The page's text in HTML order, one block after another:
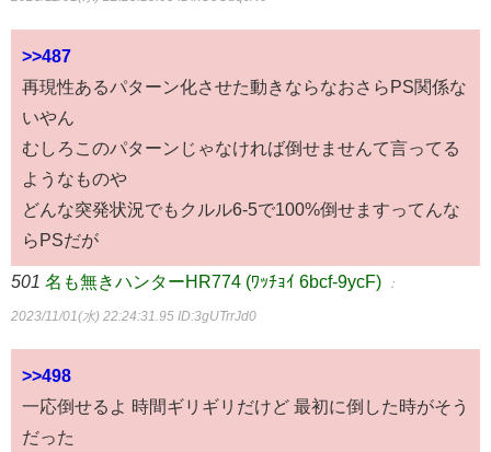
>>487
再現性あるパターン化させた動きならなおさらPS関係な
いやん
むしろこのパターンじゃなければ倒せませんて言ってる
ようなものや
どんな突発状況でもクルル6-5で100%倒せますってんな
らPSだが
501 名も無きハンターHR774 (ﾜｯﾁｮｲ 6bcf-9ycF) ：
2023/11/01(水) 22:24:31.95 ID:3gUTrrJd0
>>498
一応倒せるよ 時間ギリギリだけど 最初に倒した時がそう
だった